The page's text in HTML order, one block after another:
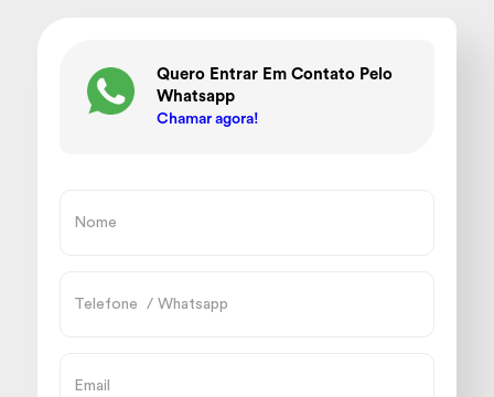
Quero Entrar Em Contato Pelo
Whatsapp
Chamar agora!